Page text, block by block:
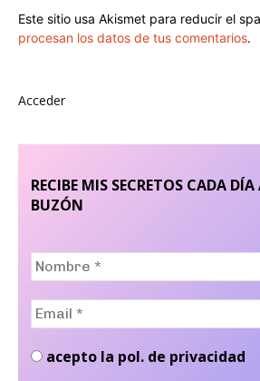
Este sitio usa Akismet para reducir el
procesan los datos de tus comentarios.
Acceder
RECIBE MIS SECRETOS CADA
BUZÓN
Nombre
Email
acepto la pol. de privacidad